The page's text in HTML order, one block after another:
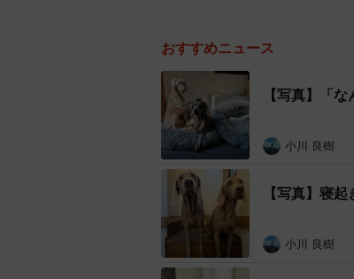
おすすめニュース
【写真】「
小川 良樹
【写真】寝
小川 良樹